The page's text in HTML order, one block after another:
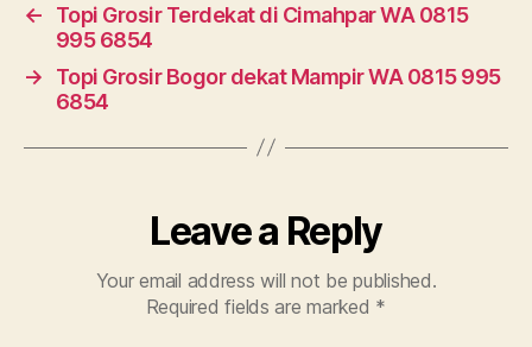
←
Topi Grosir Terdekat di Cimahpar WA 0815
995 6854
→
Topi Grosir Bogor dekat Mampir WA 0815 995
6854
Leave a Reply
Your email address will not be published.
Required fields are marked *